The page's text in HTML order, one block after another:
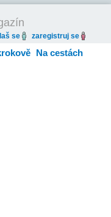
se zaregistruj se
Na cestách